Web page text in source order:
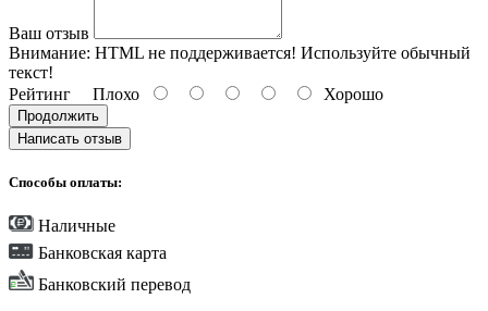
Ваш отзыв
Внимание: HTML не поддерживается! Используйте обычный
текст!
Рейтинг Плохо Хорошо
Продолжить
Написать отзыв
Способы оплаты:
Наличные
Банковская карта
Банковский перевод